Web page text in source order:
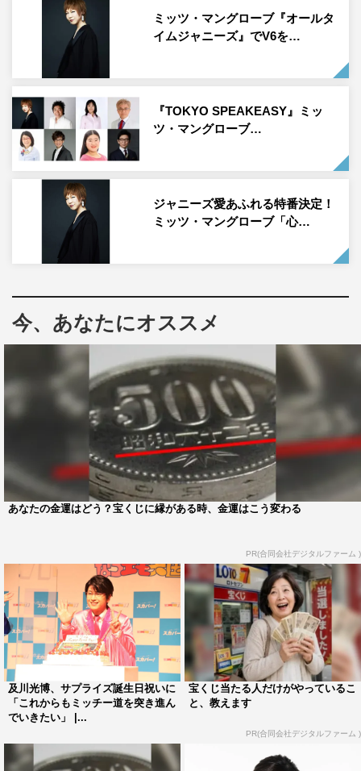
イドルからオカルトまであらゆる番組を語り尽くす。その
ほか、ゲストも登場し、当時のマル秘エピソードを語る。
番組についてプチ鹿島は「仕事というよりは自宅で詳しい
間が過ぎてしまったという、毎日こういう仕事だったらう
れしいなというお仕事をさせていただきました」と。ミッ
ツは「テレビや芸能界の歴史やツッコミどころが楽しめる
番組だなと思っているので、楽しみにしていただけたら」
と語った。
自身の“なつエモ”だと思う番組は？という質問に、80年代
の超人気番組『ザ・ベストテン』『夜のヒットスタジオ』
からこそあった、ツッコミどころだったと思う。便利だと
表面がツルっとしすぎちゃって。感情の起伏も生まれにく
いのかな。便利と不便が共存していたのが、80年代かな」
と話した。
プチ鹿島は「“なつエモ”は実感として今きているんじゃな
いかと思っていて。複数のラジオ番組を持っているんです
けど、同時多発的に、『ザ・ベストテン』の話とか、80年
代の曲をかけるとSNSでの反響が大きかったりする」と
70～90年代が再燃していることを明かし、「堀ちえみさ
見て、次の日に学校で感想を話していた。（話すまでの）
熟成期間があった」としみじみ。
当時の思い出を問われると、プチ鹿島は「ビデオデッキが
なかったので、ラジカセでテレビ番組、『ザ・ベストテ
ン』や『川口浩探検隊』も録音してました」とアナログ時
代のエピソードを明かした。
ミッツは「小学校高学年から中学までイギリスに留学して
いたので、物理的にもタイムラグがあったので、日本の10
ミッツ・マングローブ『オールタ
イムジャニーズ』でV6を…
『TOKYO SPEAKEASY』ミッ
ツ・マングローブ…
ジャニーズ愛あふれる特番決定！
ミッツ・マングローブ「心…
今、あなたにオススメ
あなたの金運はどう？宝くじに縁がある時、金運はこう変わる
PR(合同会社デジタルファーム )
及川光博、サプライズ誕生日祝いに
「これからもミッチー道を突き進ん
でいきたい」 |...
宝くじ当たる人だけがやっているこ
と、教えます
PR(合同会社デジタルファーム )